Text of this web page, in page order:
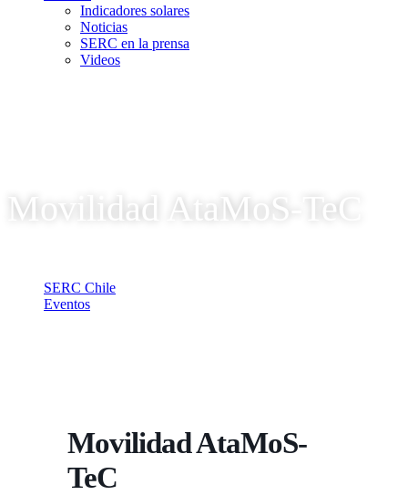
Indicadores solares
Noticias
SERC en la prensa
Videos
Movilidad AtaMoS-TeC
SERC Chile
Eventos
Movilidad AtaMoS-
TeC